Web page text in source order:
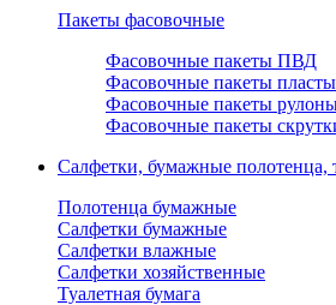
Пакеты фасовочные
Фасовочные пакеты ПВД
Фасовочные пакеты
Фасовочные пакеты
Фасовочные пакеты
Салфетки, бумажные полотенца,
Полотенца бумажные
Салфетки бумажные
Салфетки влажные
Салфетки хозяйственные
Туалетная бумага